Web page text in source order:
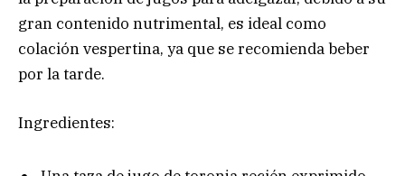
gran contenido nutrimental, es ideal como
colación vespertina, ya que se recomienda beber
por la tarde.
Ingredientes: